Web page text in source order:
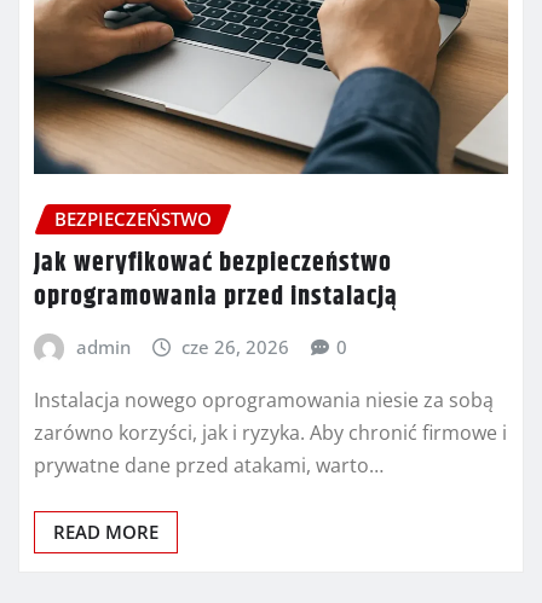
BEZPIECZEŃSTWO
Jak weryfikować bezpieczeństwo
oprogramowania przed instalacją
admin cze 26, 2026 0
Instalacja nowego oprogramowania niesie za sobą
zarówno korzyści, jak i ryzyka. Aby chronić firmowe i
prywatne dane przed atakami, warto…
READ MORE